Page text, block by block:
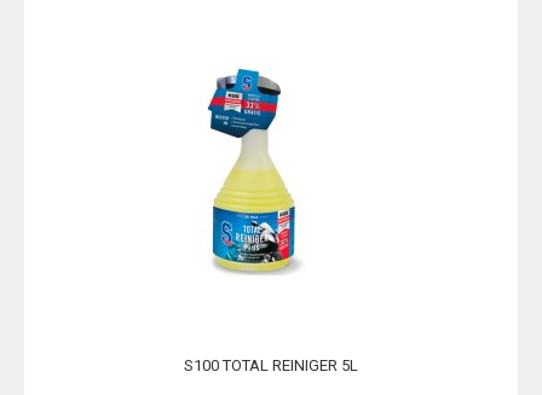
S100 TOTAL REINIGER 5L